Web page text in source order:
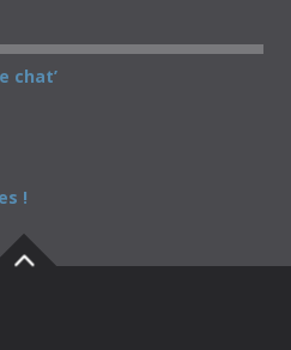
chat’
!